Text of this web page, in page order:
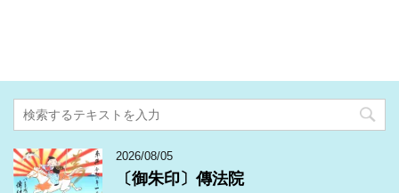
2026/08/05
〔御朱印〕傳法院